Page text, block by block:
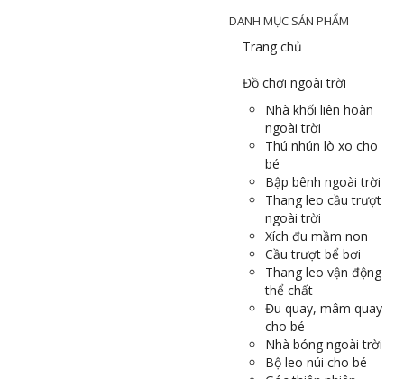
DANH MỤC SẢN PHẨM
Trang chủ
Đồ chơi ngoài trời
Nhà khối liên hoàn
ngoài trời
Thú nhún lò xo cho
bé
Bập bênh ngoài trời
Thang leo cầu trượt
ngoài trời
Xích đu mầm non
Cầu trượt bể bơi
Thang leo vận động
thể chất
Đu quay, mâm quay
cho bé
Nhà bóng ngoài trời
Bộ leo núi cho bé